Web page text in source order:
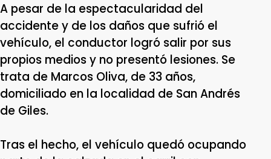
A pesar de la espectacularidad del
accidente y de los daños que sufrió el
vehículo, el conductor logró salir por sus
propios medios y no presentó lesiones. Se
trata de Marcos Oliva, de 33 años,
domiciliado en la localidad de San Andrés
de Giles.
Tras el hecho, el vehículo quedó ocupando